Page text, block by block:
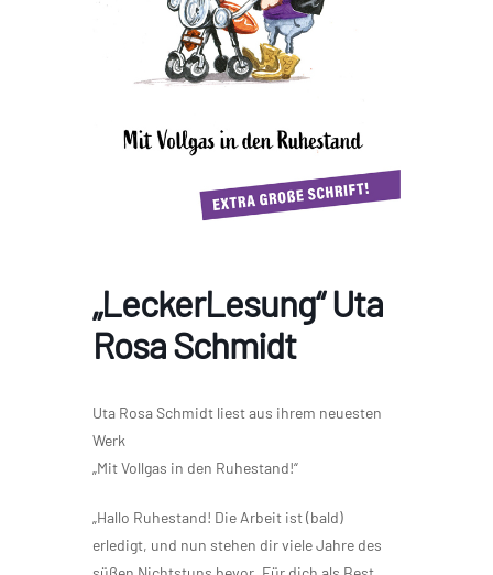
„LeckerLesung“ Uta
Rosa Schmidt
Uta Rosa Schmidt liest aus ihrem neuesten
Werk
„Mit Vollgas in den Ruhestand!“
„Hallo Ruhestand! Die Arbeit ist (bald)
erledigt, und nun stehen dir viele Jahre des